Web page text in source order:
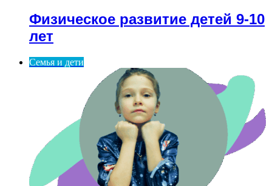
Физическое развитие детей 9-10
лет
Семья и дети